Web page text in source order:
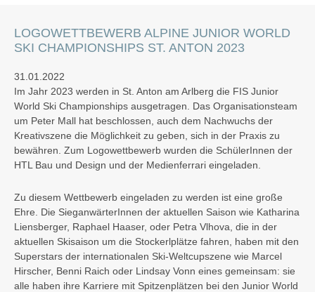
LOGOWETTBEWERB ALPINE JUNIOR WORLD
SKI CHAMPIONSHIPS ST. ANTON 2023
31.01.2022
Im Jahr 2023 werden in St. Anton am Arlberg die FIS Junior
World Ski Championships ausgetragen. Das Organisationsteam
um Peter Mall hat beschlossen, auch dem Nachwuchs der
Kreativszene die Möglichkeit zu geben, sich in der Praxis zu
bewähren. Zum Logowettbewerb wurden die SchülerInnen der
HTL Bau und Design und der Medienferrari eingeladen.
Zu diesem Wettbewerb eingeladen zu werden ist eine große
Ehre. Die SieganwärterInnen der aktuellen Saison wie Katharina
Liensberger, Raphael Haaser, oder Petra Vlhova, die in der
aktuellen Skisaison um die Stockerlplätze fahren, haben mit den
Superstars der internationalen Ski-Weltcupszene wie Marcel
Hirscher, Benni Raich oder Lindsay Vonn eines gemeinsam: sie
alle haben ihre Karriere mit Spitzenplätzen bei den Junior World